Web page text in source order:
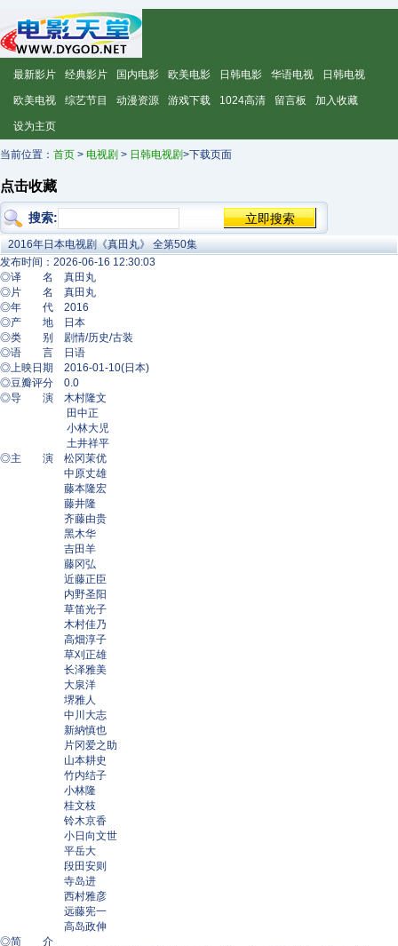
最新影片 经典影片 国内电影 欧美电影 日韩电影 华语电视 日韩电视
欧美电视 综艺节目 动漫资源 游戏下载 1024高清 留言板 加入收藏
设为主页
当前位置： 首页 > 电视剧 > 日韩电视剧>下载页面
点击收藏
搜索:
2016年日本电视剧《真田丸》 全第50集
发布时间：2026-06-16 12:30:03
◎译 名 真田丸
◎片 名 真田丸
◎年 代 2016
◎产 地 日本
◎类 别 剧情/历史/古装
◎语 言 日语
◎上映日期 2016-01-10(日本)
◎豆瓣评分 0.0
◎导 演 木村隆文
田中正
小林大児
土井祥平
◎主 演 松冈茉优
中原丈雄
藤本隆宏
藤井隆
齐藤由贵
黑木华
吉田羊
藤冈弘
近藤正臣
内野圣阳
草笛光子
木村佳乃
高畑淳子
草刈正雄
长泽雅美
大泉洋
堺雅人
中川大志
新納慎也
片冈爱之助
山本耕史
竹内结子
小林隆
桂文枝
铃木京香
小日向文世
平岳大
段田安则
寺岛进
西村雅彦
远藤宪一
高岛政伸
◎简 介